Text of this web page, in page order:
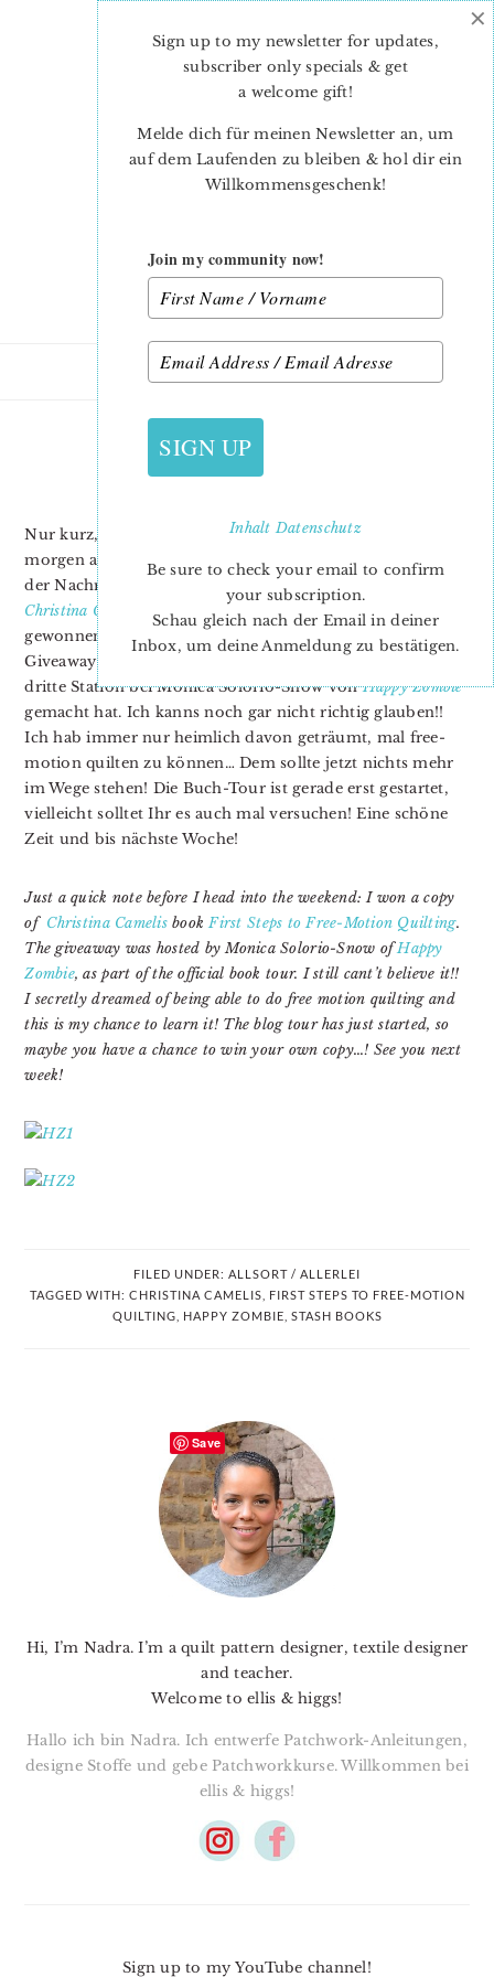
Nur kurz, bevor ich ins Wochenende starte: Mittwoch
morgen auf dem Weg zur Arbeit habe ich eine Email mit
der Nachricht erhalten, dass ich eine Ausgabe von
Christina Camelis
Buch
First Steps to Free-Motion Quilting
gewonnen habe. Das war ein schöner Start in den Tag! Das
Giveaway war Teil der offiziellen Buch-Tour, die ihre
dritte Station bei Monica Solorio-Snow vonHappy Zombie
gemacht hat. Ich kanns noch gar nicht richtig glauben!!
Ich hab immer nur heimlich davon geträumt, mal free-
motion quilten zu können… Dem sollte jetzt nichts mehr
im Wege stehen! Die Buch-Tour ist gerade erst gestartet,
vielleicht solltet Ihr es auch mal versuchen! Eine schöne
Zeit und bis nächste Woche!
Just a quick note before I head into the weekend: I won a copy
of Christina CamelisbookFirst Steps to Free-Motion Quilting.
The giveaway was hosted by Monica Solorio-Snow ofHappy
Zombie, as part of the official book tour. I still cant’t believe it!!
I secretly dreamed of being able to do free motion quilting and
this is my chance to learn it! The blog tour has just started, so
maybe you have a chance to win your own copy…! See you next
week!
FILED UNDER: ALLSORT / ALLERLEI
TAGGED WITH: CHRISTINA CAMELIS
FIRST STEPS TO FREE-MOTION
QUILTING
HAPPY ZOMBIE STASH BOOKS
Hi, I’m Nadra. I’m a quilt pattern designer, textile designer
and teacher.
Welcome to ellis & higgs!
Hallo ich bin Nadra. Ich entwerfe Patchwork-Anleitungen,
designe Stoffe und gebe Patchworkkurse. Willkommen bei
ellis & higgs!
Sign up to my YouTube channel!
Sign up to my newsletter for updates,
subscriber only specials & get
a welcome gift!
Melde dich für meinen Newsletter an, um
auf dem Laufenden zu bleiben & hol dir ein
Willkommensgeschenk!
Join my community now!
SIGN UP
InhaltDatenschutz
Be sure to check your email to confirm
your subscription.
Schau gleich nach der Email in deiner
Inbox, um deine Anmeldung zu bestätigen.
×
Save